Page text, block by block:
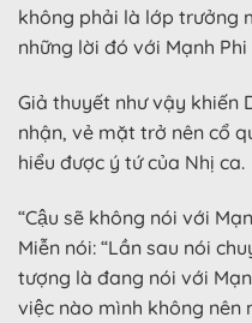
không phải là lớp trưởng
những lời đó với Mạnh Phi
Giả thuyết như vậy khiến
nhận, vẻ mặt trở nên cổ
hiểu được ý tứ của Nhị ca.
“Cậu sẽ không nói với
Miễn nói: “Lần sau nói
tượng là đang nói với
việc nào mình không nên